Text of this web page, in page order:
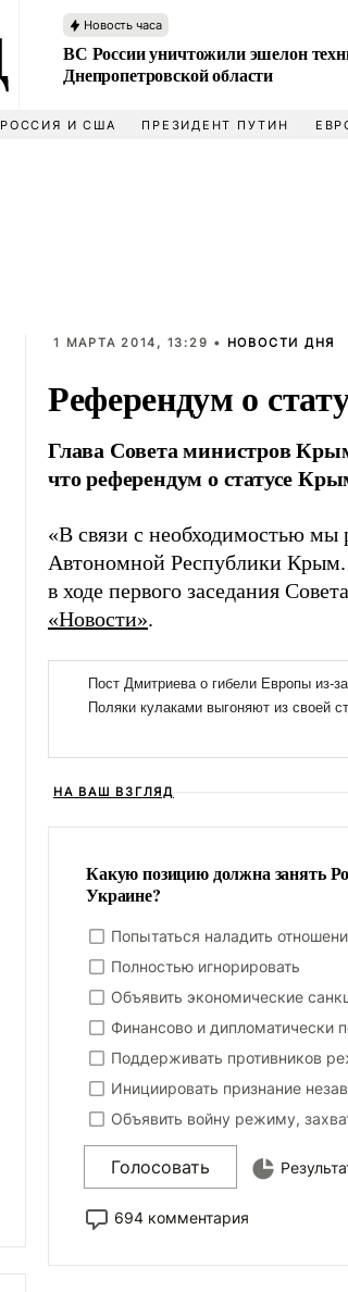
Новость часа
ВС России уничтожили эшелон
Днепропетровской области
РОССИЯ И США ПРЕЗИДЕНТ ПУТИН
1 МАРТА 2014, 13:29 • НОВОСТИ ДНЯ
Референдум о
Глава Совета министров
что референдум о статусе
«В связи с необходимостью мы
Автономной Республики Крым.
в ходе первого заседания
«Новости».
НА ВАШ ВЗГЛЯД
Какую позицию должна занять
Украине?
Попытаться наладить
Полностью игнорировать
Объявить экономические
Финансово и дипломатически
Поддерживать противников
Инициировать признание
Объявить войну режиму,
Голосовать
694 комментария